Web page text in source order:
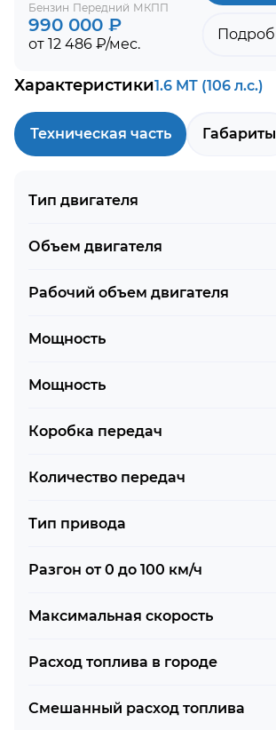
Бензин Передний МКПП
990 000 ₽
от 12 486 ₽/мес.
Характеристики1.6 MT (106 л.с.)
Техническая часть Габариты
Тип двигателя
Объем двигателя
Рабочий объем двигателя
Мощность
Мощность
Коробка передач
Количество передач
Тип привода
Разгон от 0 до 100 км/ч
Максимальная скорость
Расход топлива в городе
Смешанный расход топлива